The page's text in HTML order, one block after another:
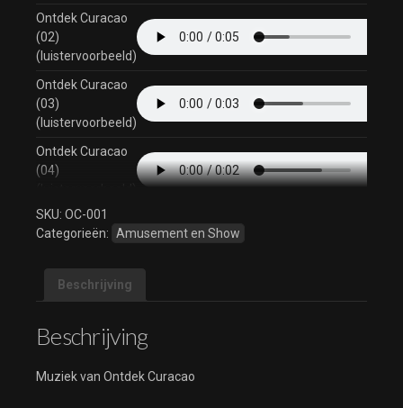
Ontdek Curacao
(02)
(luistervoorbeeld)
Ontdek Curacao
(03)
(luistervoorbeeld)
Ontdek Curacao
(04)
Ontdek Curacao
(05)
Ontdek Curacao
(06)
Ontdek Curacao
(07)
SKU: OC-001
Categorieën: Amusement en Show
Beschrijving
Beschrijving
Muziek van Ontdek Curacao